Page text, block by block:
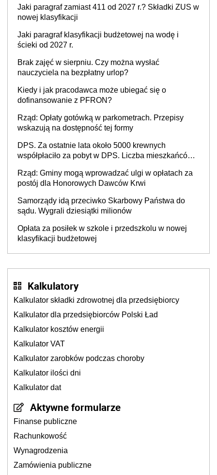
Jaki paragraf zamiast 411 od 2027 r.? Składki ZUS w
nowej klasyfikacji
Jaki paragraf klasyfikacji budżetowej na wodę i
ścieki od 2027 r.
Brak zajęć w sierpniu. Czy można wysłać
nauczyciela na bezpłatny urlop?
Kiedy i jak pracodawca może ubiegać się o
dofinansowanie z PFRON?
Rząd: Opłaty gotówką w parkometrach. Przepisy
wskazują na dostępność tej formy
DPS. Za ostatnie lata około 5000 krewnych
współpłaciło za pobyt w DPS. Liczba mieszkańców
Rząd: Gminy mogą wprowadzać ulgi w opłatach za
postój dla Honorowych Dawców Krwi
Samorządy idą przeciwko Skarbowy Państwa do
sądu. Wygrali dziesiątki milionów
Opłata za posiłek w szkole i przedszkolu w nowej
klasyfikacji budżetowej
Kalkulatory
Kalkulator składki zdrowotnej dla przedsiębiorcy
Kalkulator dla przedsiębiorców Polski Ład
Kalkulator kosztów energii
Kalkulator VAT
Kalkulator zarobków podczas choroby
Kalkulator ilości dni
Kalkulator dat
Aktywne formularze
Finanse publiczne
Rachunkowość
Wynagrodzenia
Zamówienia publiczne